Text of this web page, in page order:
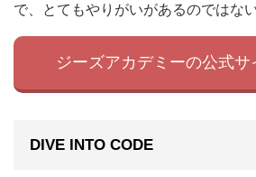
で、とてもやりがいがあるのではな
ジーズアカデミーの公式サ
DIVE INTO CODE